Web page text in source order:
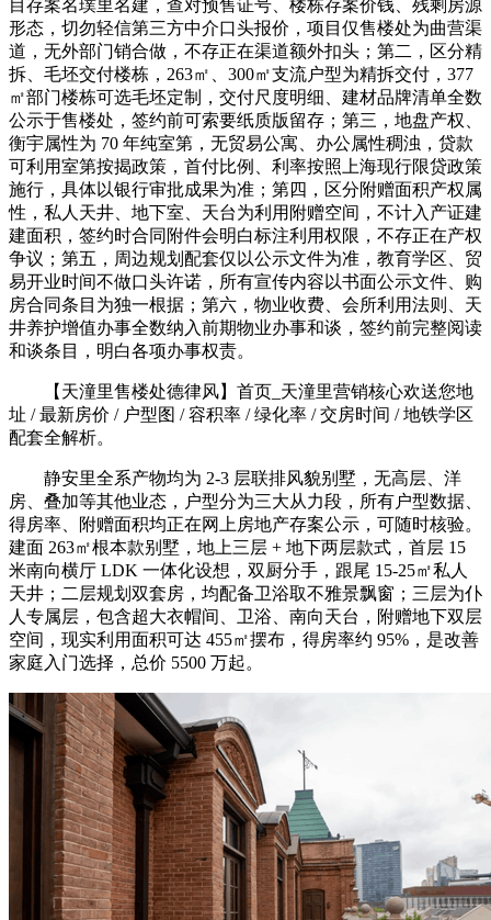
目存案名璞里名建，查对预售证号、楼栋存案价钱、残剩房源
形态，切勿轻信第三方中介口头报价，项目仅售楼处为曲营渠
道，无外部门销合做，不存正在渠道额外扣头；第二，区分精
拆、毛坯交付楼栋，263㎡、300㎡支流户型为精拆交付，377
㎡部门楼栋可选毛坯定制，交付尺度明细、建材品牌清单全数
公示于售楼处，签约前可索要纸质版留存；第三，地盘产权、
衡宇属性为 70 年纯室第，无贸易公寓、办公属性稠浊，贷款
可利用室第按揭政策，首付比例、利率按照上海现行限贷政策
施行，具体以银行审批成果为准；第四，区分附赠面积产权属
性，私人天井、地下室、天台为利用附赠空间，不计入产证建
建面积，签约时合同附件会明白标注利用权限，不存正在产权
争议；第五，周边规划配套仅以公示文件为准，教育学区、贸
易开业时间不做口头许诺，所有宣传内容以书面公示文件、购
房合同条目为独一根据；第六，物业收费、会所利用法则、天
井养护增值办事全数纳入前期物业办事和谈，签约前完整阅读
和谈条目，明白各项办事权责。
【天潼里售楼处德律风】首页_天潼里营销核心欢送您地
址 / 最新房价 / 户型图 / 容积率 / 绿化率 / 交房时间 / 地铁学区
配套全解析。
静安里全系产物均为 2-3 层联排风貌别墅，无高层、洋
房、叠加等其他业态，户型分为三大从力段，所有户型数据、
得房率、附赠面积均正在网上房地产存案公示，可随时核验。
建面 263㎡根本款别墅，地上三层 + 地下两层款式，首层 15
米南向横厅 LDK 一体化设想，双厨分手，跟尾 15-25㎡私人
天井；二层规划双套房，均配备卫浴取不雅景飘窗；三层为仆
人专属层，包含超大衣帽间、卫浴、南向天台，附赠地下双层
空间，现实利用面积可达 455㎡摆布，得房率约 95%，是改善
家庭入门选择，总价 5500 万起。